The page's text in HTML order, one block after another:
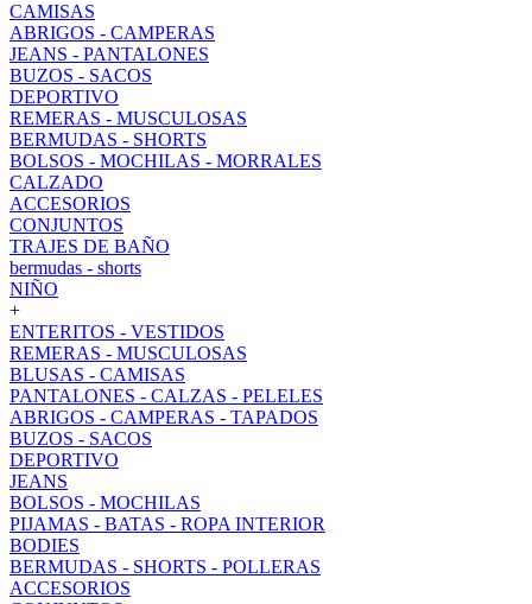
CAMISAS
ABRIGOS - CAMPERAS
JEANS - PANTALONES
BUZOS - SACOS
DEPORTIVO
REMERAS - MUSCULOSAS
BERMUDAS - SHORTS
BOLSOS - MOCHILAS - MORRALES
CALZADO
ACCESORIOS
CONJUNTOS
TRAJES DE BAÑO
bermudas - shorts
NIÑO
+
ENTERITOS - VESTIDOS
REMERAS - MUSCULOSAS
BLUSAS - CAMISAS
PANTALONES - CALZAS - PELELES
ABRIGOS - CAMPERAS - TAPADOS
BUZOS - SACOS
DEPORTIVO
JEANS
BOLSOS - MOCHILAS
PIJAMAS - BATAS - ROPA INTERIOR
BODIES
BERMUDAS - SHORTS - POLLERAS
ACCESORIOS